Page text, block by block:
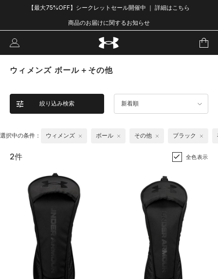
【最大75%OFF】シークレットセール開催中 ｜ 詳細はこちら
商品のお届けに関するお知らせ
ウィメンズ ボール＋その他
絞り込み検索 新着順
選択中の条件： ウィメンズ ボール その他 ブラック
2件 全色表示